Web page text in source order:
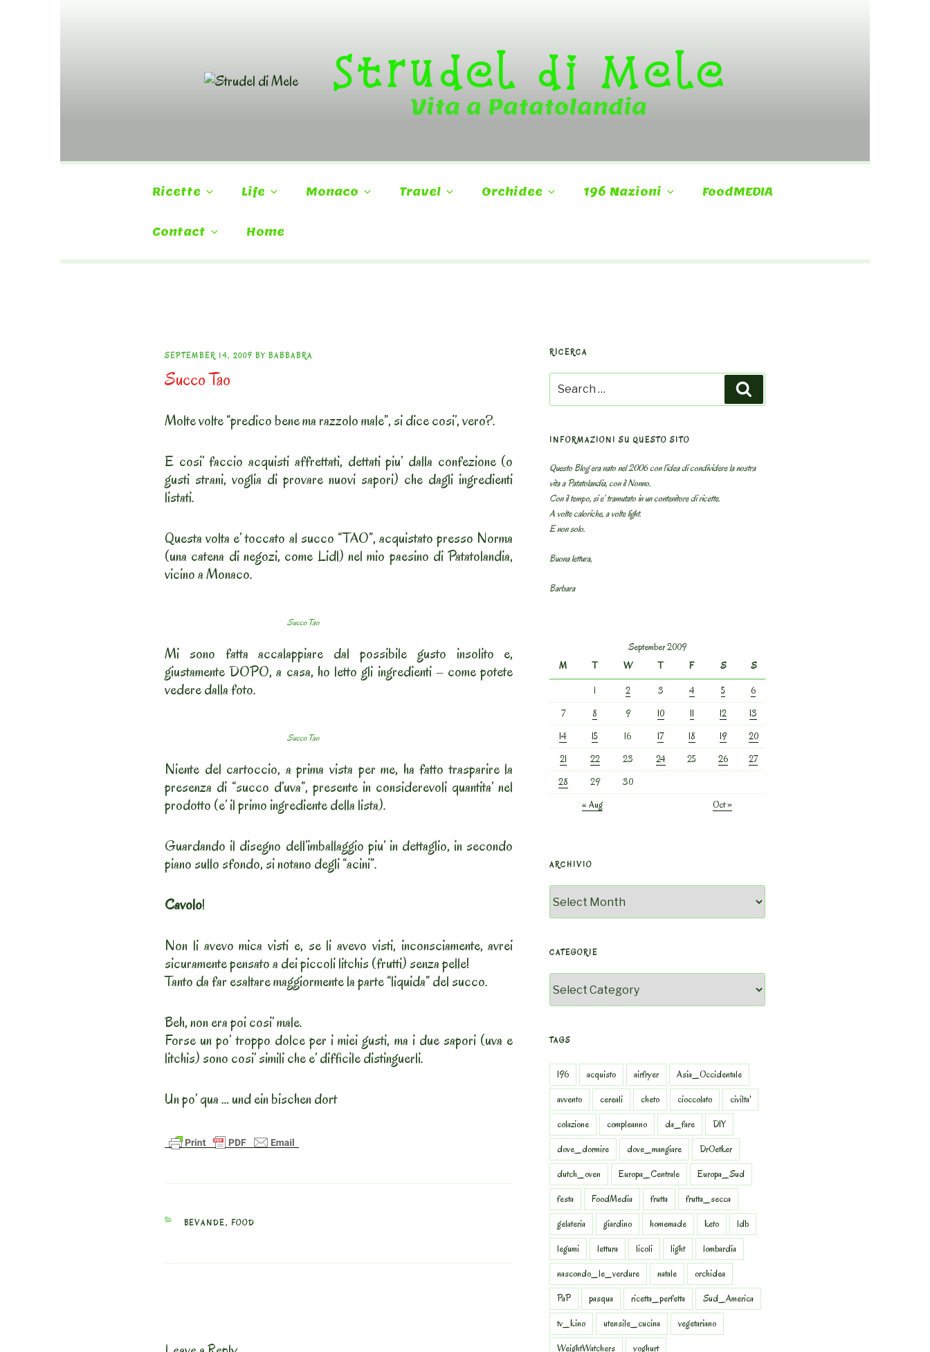
Strudel di Mele
Vita a Patatolandia
Ricette Life Monaco Travel Orchidee 196 Nazioni FoodMEDIA
Contact Home
POSTED
ON
SEPTEMBER 14, 2009 BY BABBABRA
Succo Tao
Molte volte “predico bene ma razzolo male”, si dice cosi’, vero?.
E cosi’ faccio acquisti affrettati, dettati piu’ dalla confezione (o
gusti strani, voglia di provare nuovi sapori) che dagli ingredienti
listati.
Questa volta e’ toccato al succo “TAO”, acquistato presso Norma
(una catena di negozi, come Lidl) nel mio paesino di Patatolandia,
vicino a Monaco.
Succo Tao
Mi sono fatta accalappiare dal possibile gusto insolito e,
giustamente DOPO, a casa, ho letto gli ingredienti – come potete
vedere dalla foto.
Succo Tao
Niente del cartoccio, a prima vista per me, ha fatto trasparire la
presenza di “succo d’uva”, presente in considerevoli quantita’ nel
prodotto (e’ il primo ingrediente della lista).
Guardando il disegno dell’imballaggio piu’ in dettaglio, in secondo
piano sullo sfondo, si notano degli “acini”.
Cavolo!
Non li avevo mica visti e, se li avevo visti, inconsciamente, avrei
sicuramente pensato a dei piccoli litchis (frutti) senza pelle!
Tanto da far esaltare maggiormente la parte “liquida” del succo.
Beh, non era poi cosi’ male.
Forse un po’ troppo dolce per i miei gusti, ma i due sapori (uva e
litchis) sono cosi’ simili che e’ difficile distinguerli.
Un po’ qua … und ein bischen dort
CATEGORIES
BEVANDE, FOOD
RICERCA
for:
INFORMAZIONI SU QUESTO SITO
Questo Blog era nato nel 2006 con l’idea di condividere la nostra
vita a Patatolandia, con il Nonno.
Con il tempo, si e’ tramutato in un contenitore di ricette.
A volte caloriche, a volte light.
E non solo.
Buona lettura,
Barbara
September 2009
M
T W T F S
S
1
2 3 4 5
6
7
8 9 10 11 12
13
14
15 16 17 18 19
20
21
22 23 24 25 26
27
28
29
30
« Aug
Oct »
ARCHIVIO
CATEGORIE
TAGS
196 acquisto airfryer
Asia_Occidentale
avvento
cereali cheto cioccolato
civilta'
colazione
compleanno da_fare
DIY
dove_dormire
dove_mangiare
DrOetker
dutch_oven
Europa_Centrale
Europa_Sud
festa
FoodMedia frutta
frutta_secca
gelateria
giardino homemade keto
ldb
legumi
lettura licoli light
lombardia
nascondo_le_verdure
natale
orchidea
PaP
pasqua ricetta_perfetta
Sud_America
tv_kino
utensile_cucina
vegetariano
WeightWatchers
yoghurt